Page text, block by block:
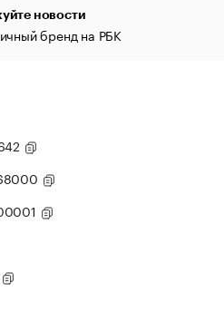
новости
бренд на РБК